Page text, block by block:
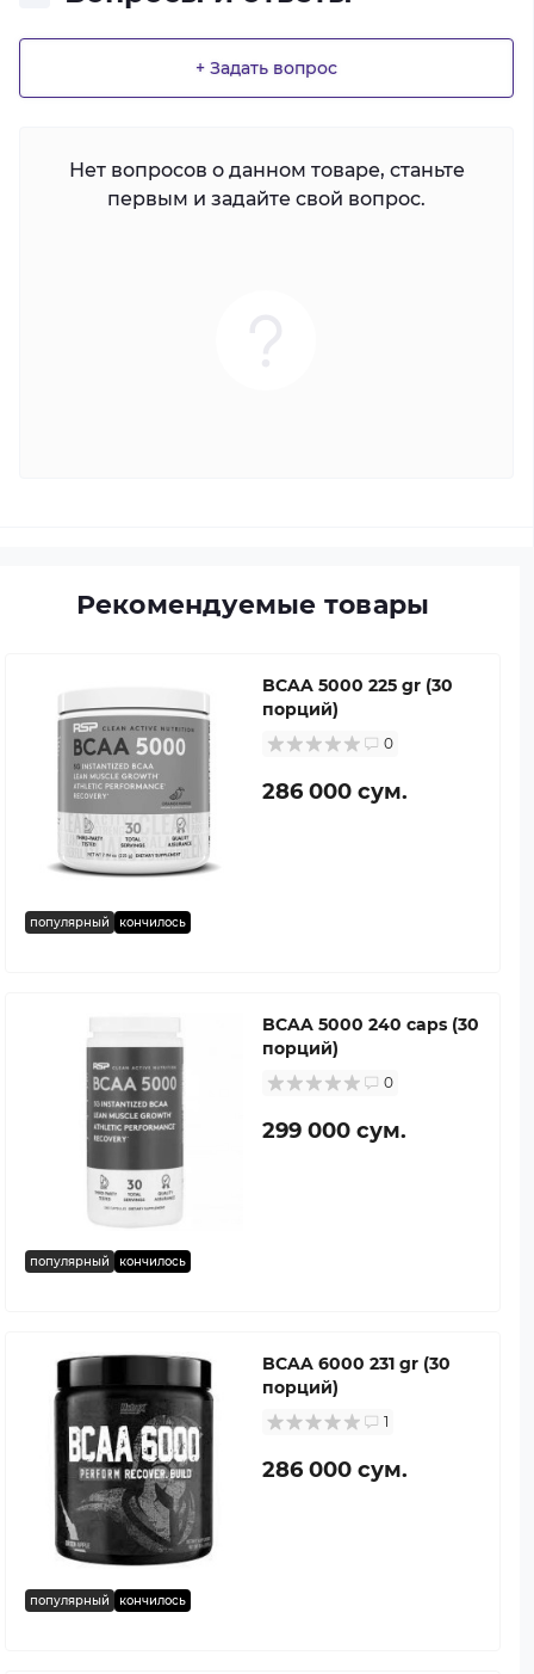
+ Задать вопрос
Нет вопросов о данном товаре, станьте
первым и задайте свой вопрос.
Рекомендуемые товары
популярный кончилось
BCAA 5000 225 gr (30
порций)
0
286 000 сум.
популярный кончилось
BCAA 5000 240 caps (30
порций)
0
299 000 сум.
популярный кончилось
BCAA 6000 231 gr (30
порций)
1
286 000 сум.